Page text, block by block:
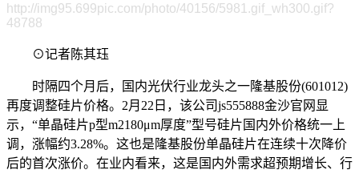
http://img95.699pic.com/photo/40156/5981.gif_wh300.gif?
48788
⊙记者陈其珏
时隔四个月后，国内光伏行业龙头之一隆基股份(601012)
再度调整硅片价格。2月22日，该公司js555888金沙官网显
示，“单晶硅片p型m2180μm厚度”型号硅片国内外价格统一上
调，涨幅约3.28%。这也是隆基股份单晶硅片在连续十次降价
后的首次涨价。在业内看来，这是国内外需求超预期增长、行